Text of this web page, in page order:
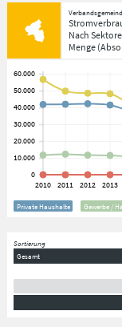
Nach
Menge
Private Haushalte Gewerbe /
Sortierung
Gesamt